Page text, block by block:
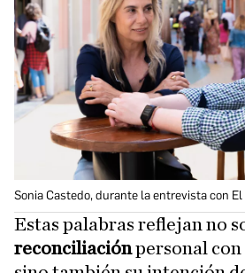
Sonia Castedo, durante la entrevista con El
Estas palabras reflejan no
reconciliaciónpersonal